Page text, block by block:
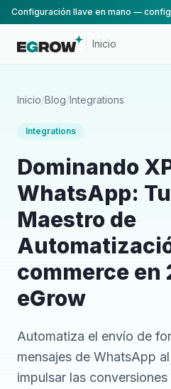
Inicio
Inicio/Blog/Integrations
Integrations
Dominando
WhatsApp:
Maestro de
commerce en
eGrow
Automatiza el envío de
mensajes de WhatsApp
impulsar las